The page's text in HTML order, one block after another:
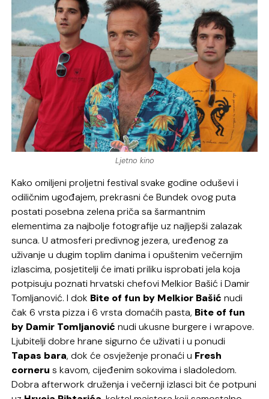
Ljetno kino
Kako omiljeni proljetni festival svake godine oduševi i
odiličnim ugođajem, prekrasni će Bundek ovog puta
postati posebna zelena priča sa šarmantnim
elementima za najbolje fotografije uz najljepši zalazak
sunca. U atmosferi predivnog jezera, uređenog za
uživanje u dugim toplim danima i opuštenim večernjim
izlascima, posjetitelji će imati priliku isprobati jela koja
potpisuju poznati hrvatski chefovi Melkior Bašić i Damir
Tomljanović. I dok Bite of fun by Melkior Bašić nudi
čak 6 vrsta pizza i 6 vrsta domaćih pasta, Bite of fun
by Damir Tomljanović nudi ukusne burgere i wrapove.
Ljubitelji dobre hrane sigurno će uživati i u ponudi
Tapas bara, dok će osvježenje pronaći u Fresh
corneru s kavom, cijeđenim sokovima i sladoledom.
Dobra afterwork druženja i večernji izlasci bit će potpuni